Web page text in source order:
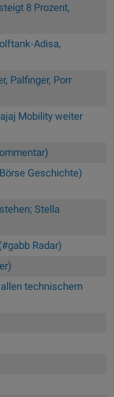
8 Prozent,
Adisa,
Palfinger, Porr
Mobility weiter
Geschichte)
Stella
Radar)
technischem